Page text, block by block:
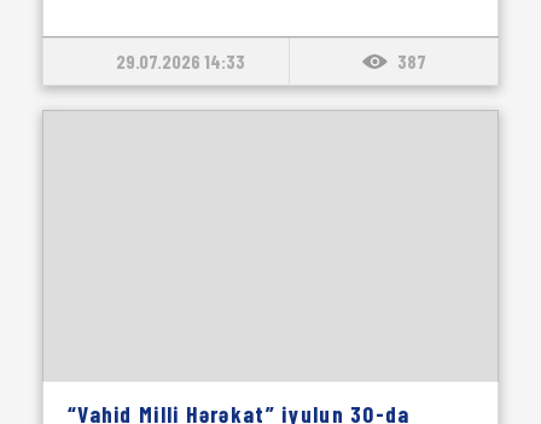
29.07.2026 14:33 387
“Vahid Milli Hərəkat” iyulun 30-da